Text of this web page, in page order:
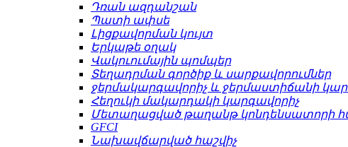
Դռան ազդանշան
Պատի ափսե
Լիցքավորման կույտ
Երկաթե օղակ
Վակուումային պոմպեր
Տեղադրման գործիք և սարքավորումներ
ջերմակարգավորիչ և ջերմաստիճանի
Հեղուկի մակարդակի կարգավորիչ
Մետաղացված թաղանթ կոնդենսատորի
GFCI
Նախավճարված հաշվիչ